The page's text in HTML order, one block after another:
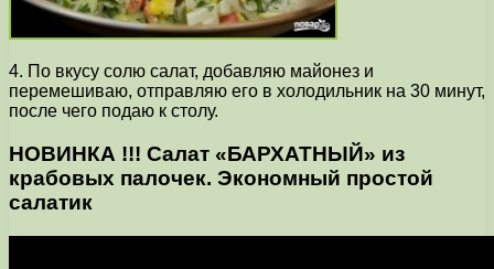
4. По вкусу солю салат, добавляю майонез и
перемешиваю, отправляю его в холодильник на 30 минут,
после чего подаю к столу.
НОВИНКА !!! Салат «БАРХАТНЫЙ» из
крабовых палочек. Экономный простой
салатик